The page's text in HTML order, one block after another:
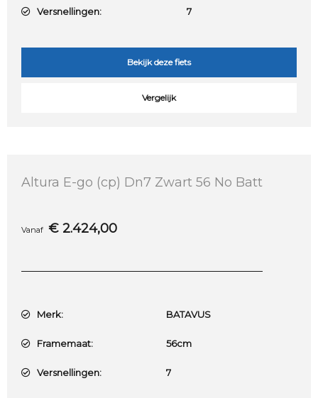
Versnellingen: 7
Bekijk deze fiets
Vergelijk
Altura E-go (cp) Dn7 Zwart 56 No Batt
Vanaf € 2.424,00
Merk: BATAVUS
Framemaat: 56cm
Versnellingen: 7